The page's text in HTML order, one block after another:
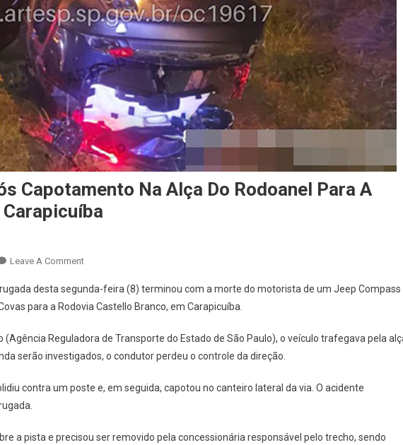
Capotamento Na Alça Do Rodoanel Para A
Leave A CommentOn
Morre
Após
Na
Alça
Rodoanel
Castello
desta segunda-feira (8) terminou com a morte do motorista de um Jeep Compass
para a Rodovia Castello Branco, em Carapicuíba.
Reguladora de Transporte do Estado de São Paulo), o veículo trafegava pela
serão investigados, o condutor perdeu o controle da direção.
contra um poste e, em seguida, capotou no canteiro lateral da via. O acidente
a pista e precisou ser removido pela concessionária responsável pelo trecho, sendo